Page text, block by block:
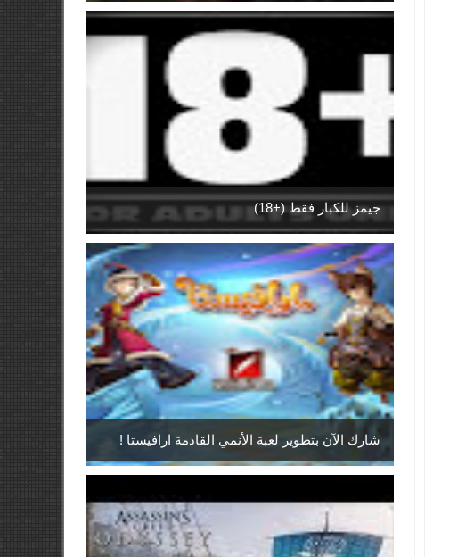
جيمز للكبار فقط (+18)
شارك الآن بتطوير لعبة الأنمي القادمة ارافيستا !